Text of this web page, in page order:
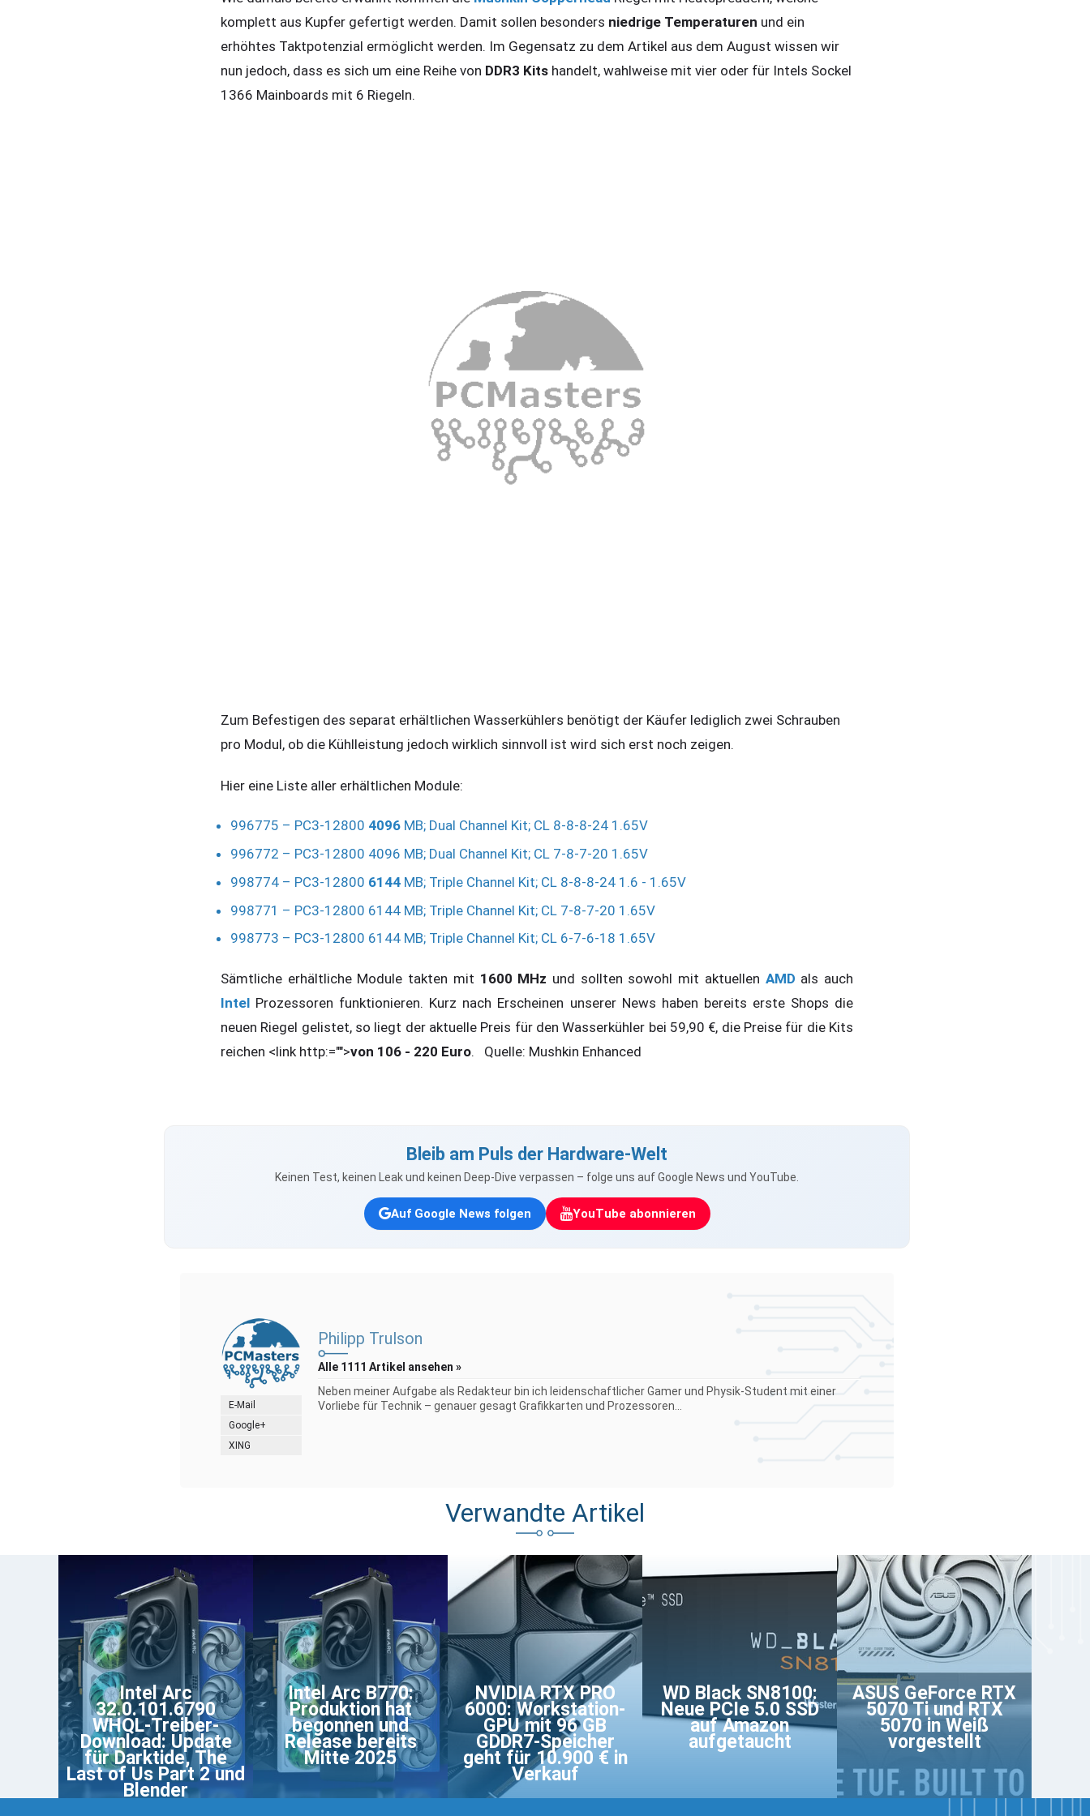
komplett aus Kupfer gefertigt werden. Damit sollen besonders niedrige Temperaturen und ein
erhöhtes Taktpotenzial ermöglicht werden. Im Gegensatz zu dem Artikel aus dem August wissen wir
nun jedoch, dass es sich um eine Reihe von DDR3 Kits handelt, wahlweise mit vier oder für Intels Sockel
1366 Mainboards mit 6 Riegeln.
Zum Befestigen des separat erhältlichen Wasserkühlers benötigt der Käufer lediglich zwei Schrauben
pro Modul, ob die Kühlleistung jedoch wirklich sinnvoll ist wird sich erst noch zeigen.
Hier eine Liste aller erhältlichen Module:
996775 – PC3-12800 4096 MB; Dual Channel Kit; CL 8-8-8-24 1.65V
996772 – PC3-12800 4096 MB; Dual Channel Kit; CL 7-8-7-20 1.65V
998774 – PC3-12800 6144 MB; Triple Channel Kit; CL 8-8-8-24 1.6 - 1.65V
998771 – PC3-12800 6144 MB; Triple Channel Kit; CL 7-8-7-20 1.65V
998773 – PC3-12800 6144 MB; Triple Channel Kit; CL 6-7-6-18 1.65V
Sämtliche erhältliche Module takten mit 1600 MHz und sollten sowohl mit aktuellen AMD als auch
Intel Prozessoren funktionieren. Kurz nach Erscheinen unserer News haben bereits erste Shops die
neuen Riegel gelistet, so liegt der aktuelle Preis für den Wasserkühler bei 59,90 €, die Preise für die Kits
reichen <link http:="">von 106 - 220 Euro. Quelle: Mushkin Enhanced
Bleib am Puls der Hardware-Welt
Keinen Test, keinen Leak und keinen Deep-Dive verpassen – folge uns auf Google News und YouTube.
Auf Google News folgen YouTube abonnieren
E-Mail
Google+
XING
Philipp Trulson
Alle 1111 Artikel ansehen »
Neben meiner Aufgabe als Redakteur bin ich leidenschaftlicher Gamer und Physik-Student mit einer
Vorliebe für Technik – genauer gesagt Grafikkarten und Prozessoren...
Verwandte Artikel
Intel Arc
32.0.101.6790
WHQL-Treiber-
Download: Update
für Darktide, The
Last of Us Part 2 und
Blender
Intel Arc B770:
Produktion hat
begonnen und
Release bereits
Mitte 2025
NVIDIA RTX PRO
6000: Workstation-
GPU mit 96 GB
GDDR7-Speicher
geht für 10.900 € in
Verkauf
WD Black SN8100:
Neue PCIe 5.0 SSD
auf Amazon
aufgetaucht
ASUS GeForce RTX
5070 Ti und RTX
5070 in Weiß
vorgestellt